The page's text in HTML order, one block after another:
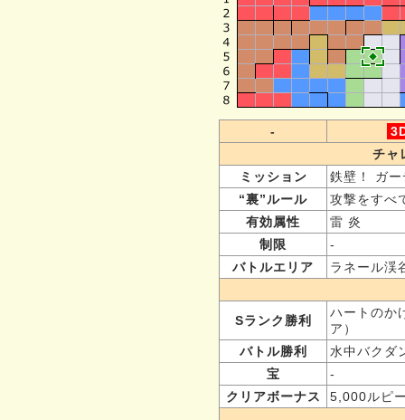
-
チャ
ミッション
鉄壁！ ガ
“裏”ルール
攻撃をすべ
有効属性
雷 炎
制限
-
バトルエリア
ラネール渓
Sランク勝利
ハートのか
ア）
バトル勝利
水中バクダ
宝
-
クリアボーナス
5,000ルピ